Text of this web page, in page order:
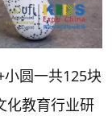
圆一共125块
化教育行业研